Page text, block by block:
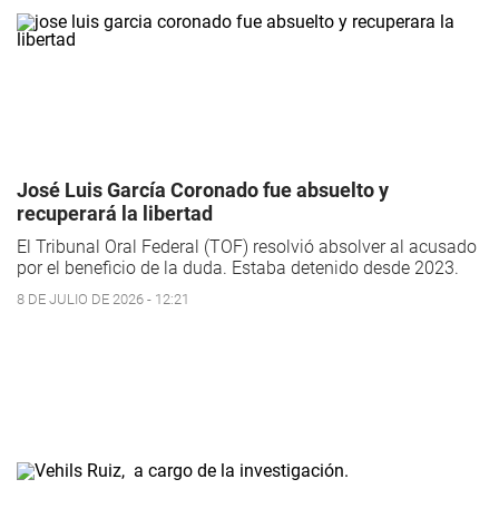
José Luis García Coronado fue absuelto y
recuperará la libertad
El Tribunal Oral Federal (TOF) resolvió absolver al acusado
por el beneficio de la duda. Estaba detenido desde 2023.
8 DE JULIO DE 2026 - 12:21